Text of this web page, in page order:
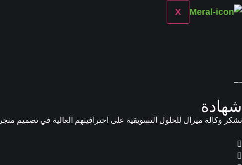
X
شهادة
نشكر وكالة ميرال للحلول التسويقية على احترافيتهم العالية في تصميم متجر Trendwra، وجودة العمل التي انعكست بوضوح على هوية علامتنا وتجربة عملائنا.